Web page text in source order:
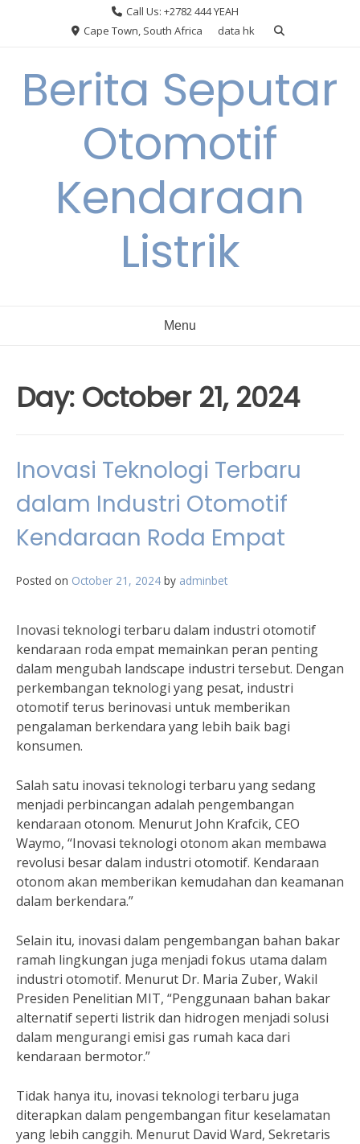
Call Us: +2782 444 YEAH
Cape Town, South Africa
data hk
Berita Seputar
Otomotif
Kendaraan
Listrik
Menu
Day: October 21, 2024
Inovasi Teknologi Terbaru
dalam Industri Otomotif
Kendaraan Roda Empat
Posted on October 21, 2024 by adminbet
Inovasi teknologi terbaru dalam industri otomotif
kendaraan roda empat memainkan peran penting
dalam mengubah landscape industri tersebut. Dengan
perkembangan teknologi yang pesat, industri
otomotif terus berinovasi untuk memberikan
pengalaman berkendara yang lebih baik bagi
konsumen.
Salah satu inovasi teknologi terbaru yang sedang
menjadi perbincangan adalah pengembangan
kendaraan otonom. Menurut John Krafcik, CEO
Waymo, “Inovasi teknologi otonom akan membawa
revolusi besar dalam industri otomotif. Kendaraan
otonom akan memberikan kemudahan dan keamanan
dalam berkendara.”
Selain itu, inovasi dalam pengembangan bahan bakar
ramah lingkungan juga menjadi fokus utama dalam
industri otomotif. Menurut Dr. Maria Zuber, Wakil
Presiden Penelitian MIT, “Penggunaan bahan bakar
alternatif seperti listrik dan hidrogen menjadi solusi
dalam mengurangi emisi gas rumah kaca dari
kendaraan bermotor.”
Tidak hanya itu, inovasi teknologi terbaru juga
diterapkan dalam pengembangan fitur keselamatan
yang lebih canggih. Menurut David Ward, Sekretaris